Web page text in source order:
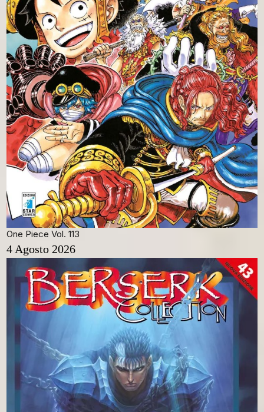
One Piece Vol. 113
4 Agosto 2026